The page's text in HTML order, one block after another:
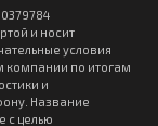
и носит
условия
компании по итогам
и
Название
с целью